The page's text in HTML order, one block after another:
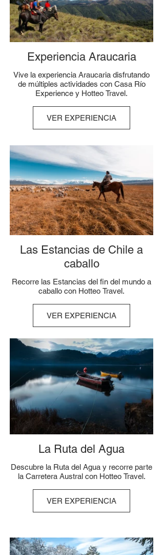
Experiencia Araucaria
Vive la experiencia Araucaria disfrutando
de múltiples actividades con Casa Río
Experience y Hotteo Travel.
VER EXPERIENCIA
Las Estancias de Chile a
caballo
Recorre las Estancias del fin del mundo a
caballo con Hotteo Travel.
VER EXPERIENCIA
La Ruta del Agua
Descubre la Ruta del Agua y recorre parte
la Carretera Austral con Hotteo Travel.
VER EXPERIENCIA